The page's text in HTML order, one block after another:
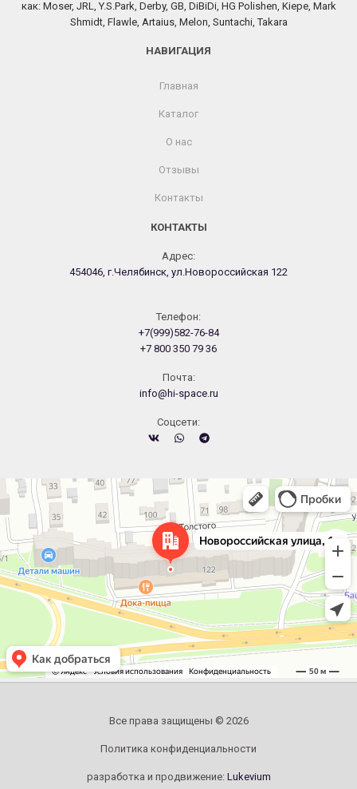
как: Moser, JRL, Y.S.Park, Derby, GB, DiBiDi, HG Polishen, Kiepe, Mark
Shmidt, Flawle, Artaius, Melon, Suntachi, Takara
НАВИГАЦИЯ
Главная
Каталог
О нас
Отзывы
Контакты
КОНТАКТЫ
Адрес:
454046, г.Челябинск, ул.Новороссийская 122
Телефон:
+7(999)582-76-84
+7 800 350 79 36
Почта:
info@hi-space.ru
Cоцсети:
Челябинск
Новороссийская улица, 122 — Яндекс.Карты
Все права защищены © 2026
Политика конфиденциальности
разработка и продвижение: Lukevium